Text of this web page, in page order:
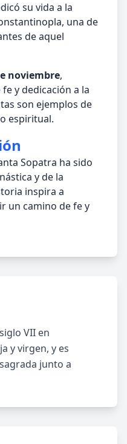
su vida a la
una de
de aquel
noviembre,
y dedicación a la
son ejemplos de
espiritual.
Sopatra ha sido
y de la
inspira a
un camino de fe y
VII en
y virgen, y es
junto a